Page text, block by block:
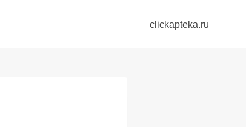
clickapteka.ru